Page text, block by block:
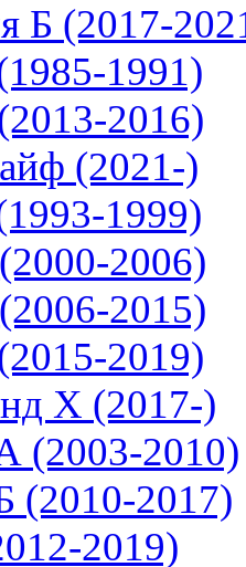
Б (2017-
1991)
2016)
(2021-)
1999)
2006)
2015)
2019)
X (2017-)
(2003-2010)
(2010-2017)
2019)